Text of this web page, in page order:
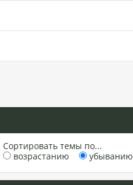
Сортировать темы по...
возрастанию
убыванию